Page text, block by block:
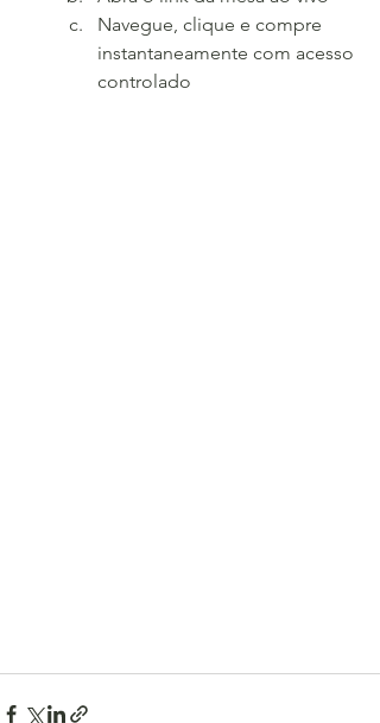
Navegue, clique e compre
instantaneamente com acesso
controlado